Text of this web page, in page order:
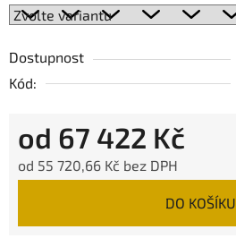
Dostupnost
Kód:
od 67 422 Kč
od 55 720,66 Kč bez DPH
DO KOŠÍKU